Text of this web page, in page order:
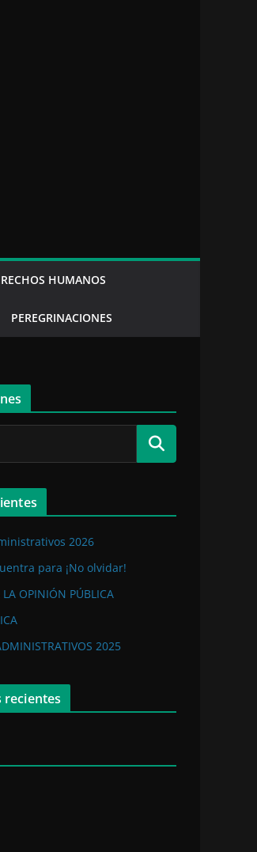
HUMANOS
PEREGRINACIONES
2026
para ¡No olvidar!
OPINIÓN PÚBLICA
2025
recientes